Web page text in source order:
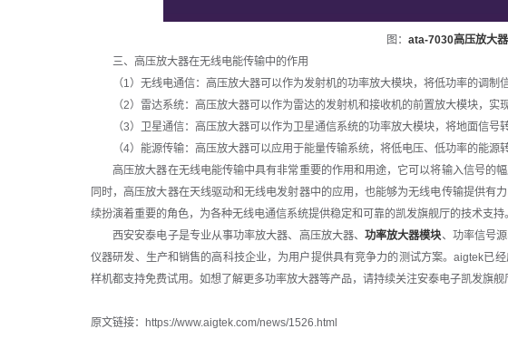
图： ata-7030高压放大器
三、高压放大器在无线电能传输中的作用
（1）无线电通信：高压放大器可以作为发射机的功率放大模块，将低功率的调制
（2）雷达系统：高压放大器可以作为雷达的发射机和接收机的前置放大模块，实
（3）卫星通信：高压放大器可以作为卫星通信系统的功率放大模块，将地面信号转
（4）能源传输：高压放大器可以应用于能量传输系统，将低电压、低功率的能源转
高压放大器在无线电能传输中具有非常重要的作用和用途，它可以将输入信号的幅
同时，高压放大器在天线驱动和无线电发射器中的应用，也能够为无线电传输提供有
续扮演着重要的角色，为各种无线电通信系统提供稳定和可靠的凯发旗舰厅的技术支持。
西安安泰电子是专业从事功率放大器、高压放大器、 功率放大器模块、功率信号
仪器研发、生产和销售的高科技企业，为用户提供具有竞争力的测试方案。aigtek已
样机都支持免费试用。如想了解更多功率放大器等产品，请持续关注安泰电子凯发旗
原文链接：https://www.aigtek.com/news/1526.html